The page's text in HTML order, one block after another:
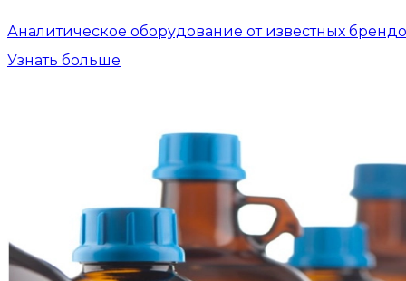
Аналитическое оборудование от известных
Узнать больше